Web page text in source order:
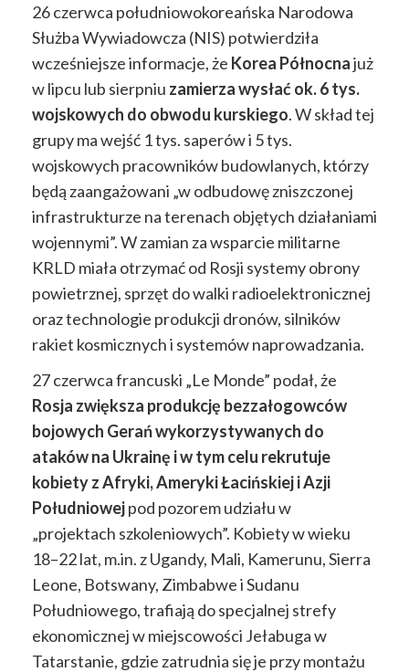
26 czerwca południowokoreańska Narodowa
Służba Wywiadowcza (NIS) potwierdziła
wcześniejsze informacje, że Korea Północnajuż
w lipcu lub sierpniu zamierza wysłać ok. 6 tys.
wojskowych do obwodu kurskiego. W skład tej
grupy ma wejść 1 tys. saperów i 5 tys.
wojskowych pracowników budowlanych, którzy
będą zaangażowani „w odbudowę zniszczonej
infrastrukturze na terenach objętych działaniami
wojennymi”. W zamian za wsparcie militarne
KRLD miała otrzymać od Rosji systemy obrony
powietrznej, sprzęt do walki radioelektronicznej
oraz technologie produkcji dronów, silników
rakiet kosmicznych i systemów naprowadzania.
27 czerwca francuski „Le Monde” podał, że
Rosja zwiększa produkcję bezzałogowców
bojowych Gerańwykorzystywanych do
ataków na Ukrainę i w tym celu rekrutuje
kobiety z Afryki, Ameryki Łacińskiej i Azji
Południowejpod pozorem udziału w
„projektach szkoleniowych”. Kobiety w wieku
18–22 lat, m.in. z Ugandy, Mali, Kamerunu, Sierra
Leone, Botswany, Zimbabwe i Sudanu
Południowego, trafiają do specjalnej strefy
ekonomicznej w miejscowości Jełabuga w
Tatarstanie, gdzie zatrudnia się je przy montażu